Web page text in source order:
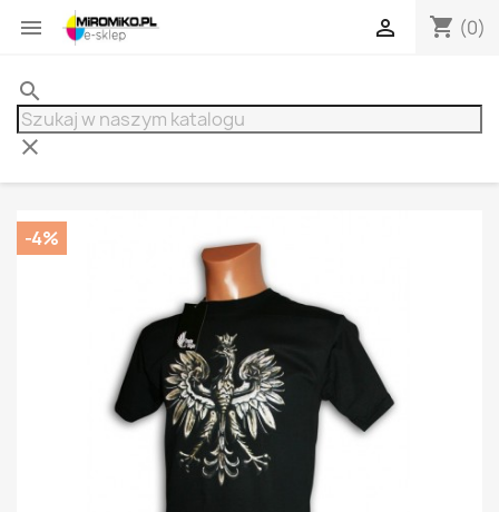
 shopping_cart (0)

search
clear
-4%